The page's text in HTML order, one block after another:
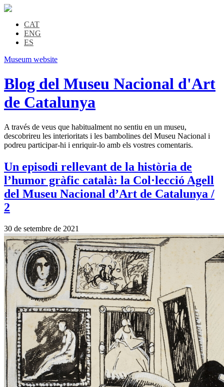
CAT
ENG
ES
Museum website
Blog del Museu Nacional d'Art
de Catalunya
A través de veus que habitualment no sentiu en un museu,
descobrireu les interioritats i les bambolines del Museu Nacional i
podreu participar-hi i enriquir-lo amb els vostres comentaris.
Un episodi rellevant de la història de
l’humor gràfic català: la Col·lecció Agell
del Museu Nacional d’Art de Catalunya /
2
30 de setembre de 2021